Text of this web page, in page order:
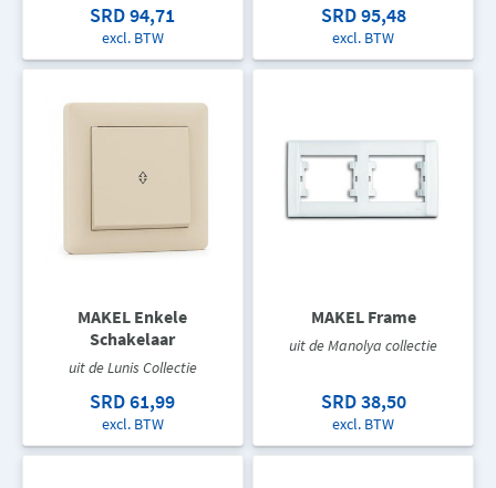
SRD 94,71
excl. BTW
SRD 95,48
excl. BTW
MAKEL Enkele
Schakelaar
uit de Lunis Collectie
SRD 61,99
excl. BTW
MAKEL Frame
uit de Manolya collectie
SRD 38,50
excl. BTW